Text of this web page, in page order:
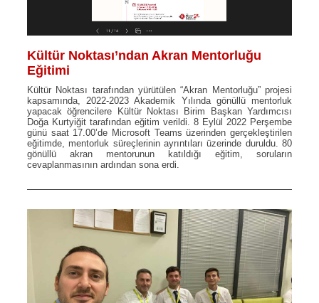
Kültür Noktası’ndan Akran Mentorluğu
Eğitimi
Kültür Noktası tarafından yürütülen “Akran Mentorluğu” projesi
kapsamında, 2022-2023 Akademik Yılında gönüllü mentorluk
yapacak öğrencilere Kültür Noktası Birim Başkan Yardımcısı
Doğa Kurtyiğit tarafından eğitim verildi. 8 Eylül 2022 Perşembe
günü saat 17.00’de Microsoft Teams üzerinden gerçekleştirilen
eğitimde, mentorluk süreçlerinin ayrıntıları üzerinde duruldu. 80
gönüllü akran mentorunun katıldığı eğitim, soruların
cevaplanmasının ardından sona erdi.